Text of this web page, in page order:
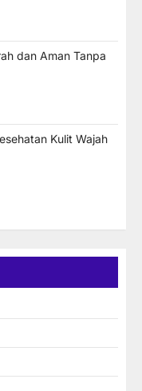
dan Aman Tanpa
Kulit Wajah